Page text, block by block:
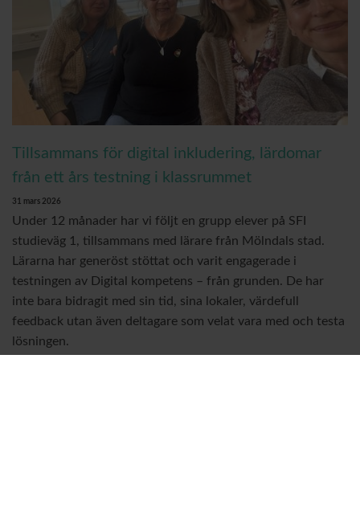
Tillsammans för digital inkludering, lärdomar
från ett års testning i klassrummet
31 mars 2026
Under 12 månader har vi följt en grupp elever på SFI
studieväg 1, tillsammans med lärare från Mölndals stad.
Lärarna har generöst stöttat och varit engagerade i
testningen av Digital kompetens – från grunden. De har
inte bara bidragit med sin tid, sina lokaler, värdefull
feedback utan även deltagare som velat vara med och testa
lösningen.